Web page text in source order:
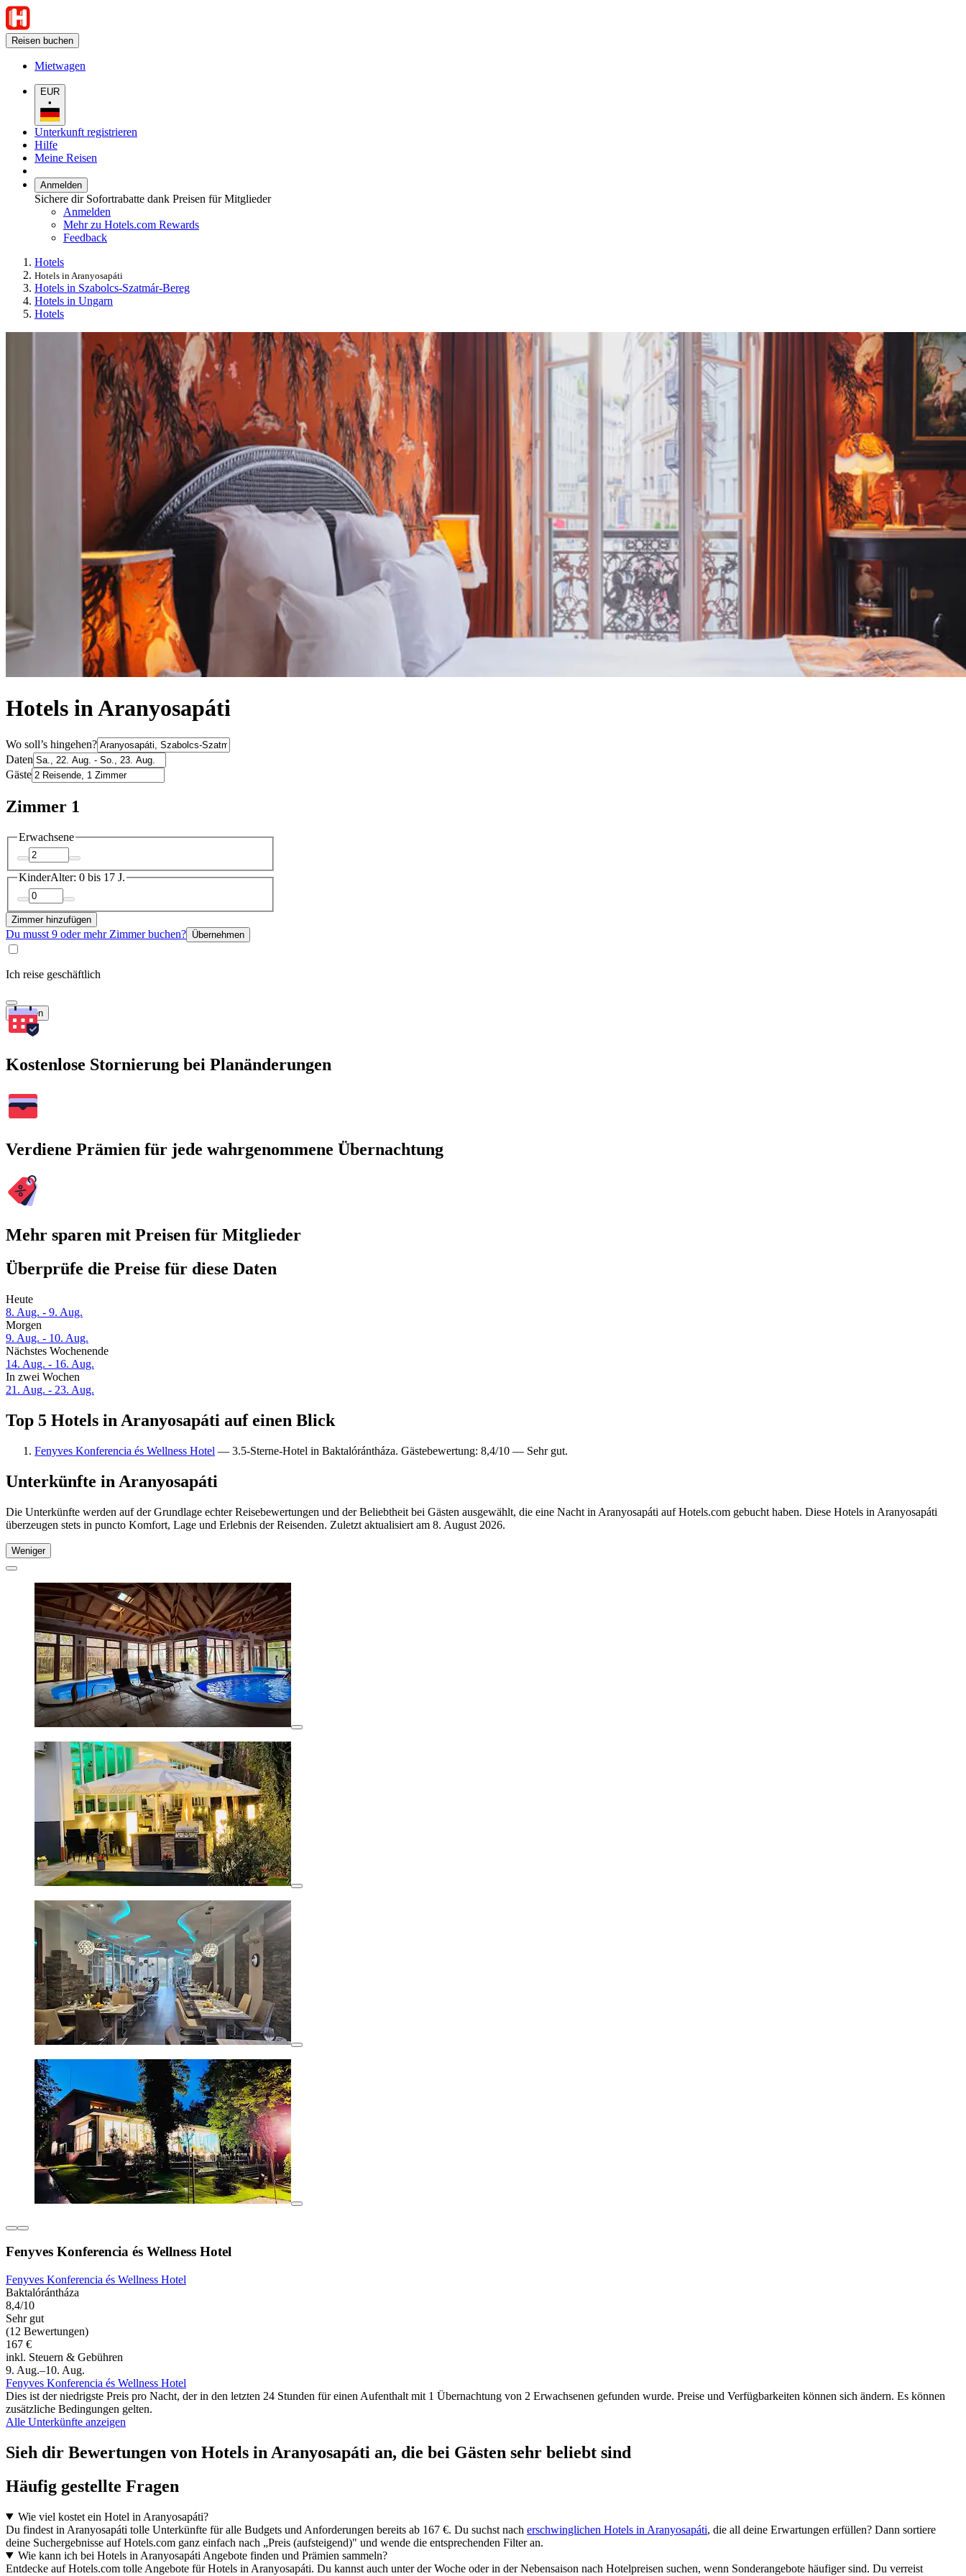
Reisen buchen
Mietwagen
EUR
•
Unterkunft registrieren
Hilfe
Meine Reisen
Anmelden
Sichere dir Sofortrabatte dank Preisen für Mitglieder
Anmelden
Mehr zu Hotels.com Rewards
Feedback
Hotels
Hotels in Aranyosapáti
Hotels in Szabolcs-Szatmár-Bereg
Hotels in Ungarn
Hotels
Hotels in Aranyosapáti
Wo soll’s hingehen?
Daten
Gäste
Zimmer 1
Erwachsene
KinderAlter: 0 bis 17 J.
Zimmer hinzufügen
Du musst 9 oder mehr Zimmer buchen? Übernehmen
Ich reise geschäftlich
Suchen
Kostenlose Stornierung bei Planänderungen
Verdiene Prämien für jede wahrgenommene Übernachtung
Mehr sparen mit Preisen für Mitglieder
Überprüfe die Preise für diese Daten
Heute
8. Aug. - 9. Aug.
Morgen
9. Aug. - 10. Aug.
Nächstes Wochenende
14. Aug. - 16. Aug.
In zwei Wochen
21. Aug. - 23. Aug.
Top 5 Hotels in Aranyosapáti auf einen Blick
Fenyves Konferencia és Wellness Hotel — 3.5-Sterne-Hotel in Baktalórántháza. Gästebewertung: 8,4/10 — Sehr gut.
Unterkünfte in Aranyosapáti
Die Unterkünfte werden auf der Grundlage echter Reisebewertungen und der Beliebtheit bei Gästen ausgewählt, die eine Nacht in Aranyosapáti auf Hotels.com gebucht haben. Diese Hotels in Aranyosapáti
überzeugen stets in puncto Komfort, Lage und Erlebnis der Reisenden. Zuletzt aktualisiert am 8. August 2026.
Weniger
Fenyves Konferencia és Wellness Hotel
Fenyves Konferencia és Wellness Hotel
Baktalórántháza
8,4/10
Sehr gut
(12 Bewertungen)
167 €
inkl. Steuern & Gebühren
9. Aug.–10. Aug.
Fenyves Konferencia és Wellness Hotel
Dies ist der niedrigste Preis pro Nacht, der in den letzten 24 Stunden für einen Aufenthalt mit 1 Übernachtung von 2 Erwachsenen gefunden wurde. Preise und Verfügbarkeiten können sich ändern. Es können
zusätzliche Bedingungen gelten.
Alle Unterkünfte anzeigen
Sieh dir Bewertungen von Hotels in Aranyosapáti an, die bei Gästen sehr beliebt sind
Häufig gestellte Fragen
Wie viel kostet ein Hotel in Aranyosapáti?
Du findest in Aranyosapáti tolle Unterkünfte für alle Budgets und Anforderungen bereits ab 167 €. Du suchst nach erschwinglichen Hotels in Aranyosapáti, die all deine Erwartungen erfüllen? Dann sortiere
deine Suchergebnisse auf Hotels.com ganz einfach nach „Preis (aufsteigend)" und wende die entsprechenden Filter an.
Wie kann ich bei Hotels in Aranyosapáti Angebote finden und Prämien sammeln?
Entdecke auf Hotels.com tolle Angebote für Hotels in Aranyosapáti. Du kannst auch unter der Woche oder in der Nebensaison nach Hotelpreisen suchen, wenn Sonderangebote häufiger sind. Du verreist